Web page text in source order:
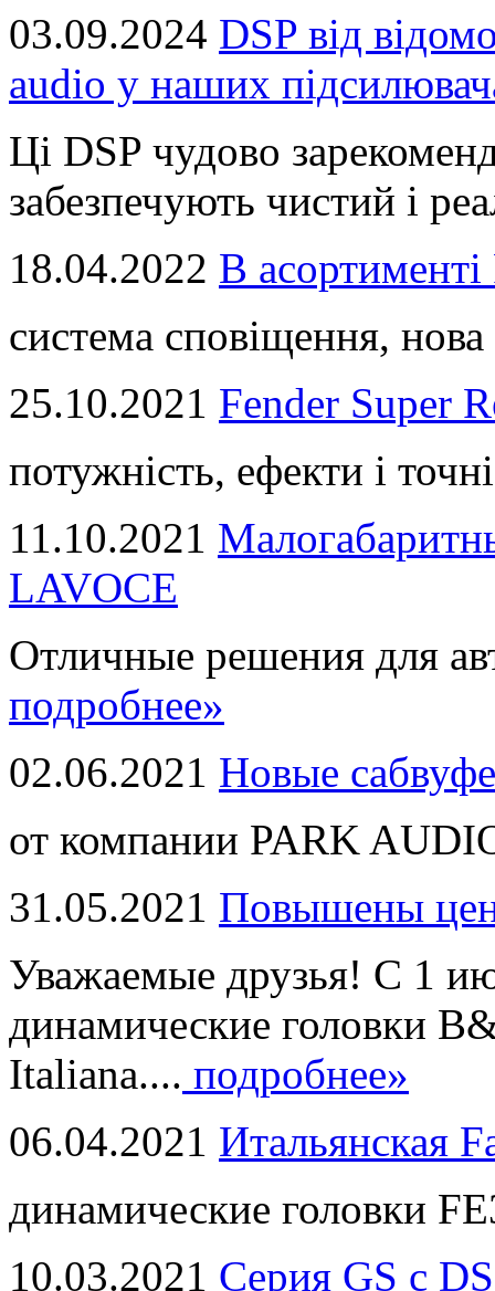
03.09.2024 DSP від
audio у наших
Ці DSP чудово
забезпечують чистий і
18.04.2022 В
система сповіщення,
25.10.2021 Fender Super
потужність, ефекти і
11.10.2021
LAVOCE
Отличные решения для
подробнее»
02.06.2021 Новые
от компании PARK
31.05.2021 Повышены
Уважаемые друзья! С 1
динамические головки
Italiana.... подробнее»
06.04.2021 Итальянская
динамические головки
10.03.2021 Серия GS с